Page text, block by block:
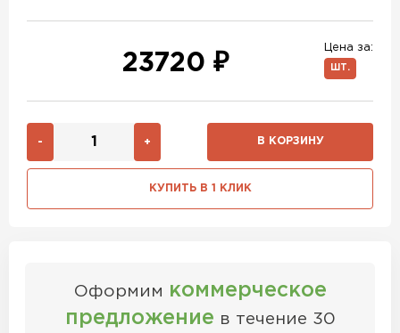
Цена за:
ШТ.
23720 ₽
- + В КОРЗИНУ
КУПИТЬ В 1 КЛИК
Оформим коммерческое
предложение в течение 30